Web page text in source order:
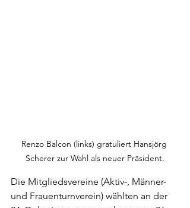
Renzo Balcon (links) gratuliert Hansjörg
Scherer zur Wahl als neuer Präsident.
Die Mitgliedsvereine (Aktiv-, Männer-
und Frauenturnverein) wählten an der